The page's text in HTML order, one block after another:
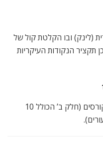
(לינק) ובו הקלטת קול של
תקציר הנקודות העיקריות
אחרי הקורס הבסיסי באים עוד שני קורסים (חלק ב’ הכולל 10